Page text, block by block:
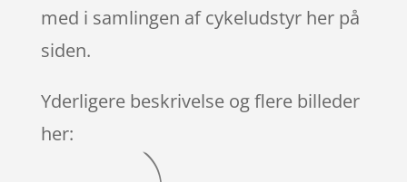
med i samlingen af cykeludstyr her på
siden.
Yderligere beskrivelse og flere billeder
her: